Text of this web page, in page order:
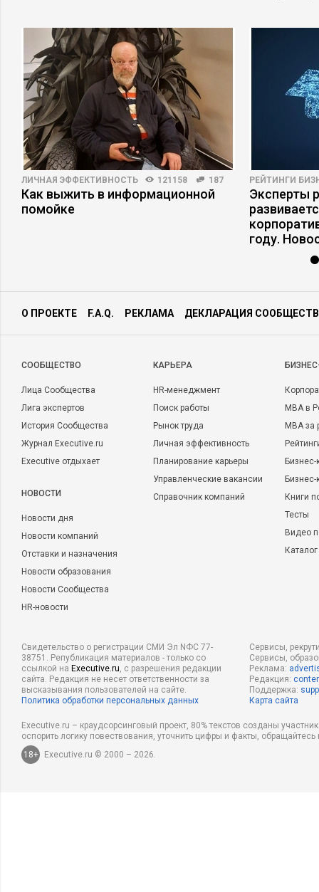
ЛИЧНАЯ ЭФФЕКТИВНОСТЬ 121158 187
Как выжить в информационной
помойке
РЕЙТИНГИ
Эксперты
году.
О ПРОЕКТЕ F.A.Q. РЕКЛАМА ДЕКЛАРАЦИЯ
CООБЩЕСТВО
Лица Сообщества
Лига экспертов
История Сообщества
Журнал Executive.ru
Executive отдыхает
НОВОСТИ
Новости дня
Новости компаний
Отставки и назначения
Новости образования
Новости Сообщества
HR-новости
КАРЬЕРА
HR-менеджмент
Поиск работы
Рынок труда
Личная эффективность
Планирование карьеры
Управленческие вакансии
Справочник компаний
MBA в
MBA
Бизнес-
Книги
Тесты
Видео
Свидетельство о регистрации СМИ Эл NФС 77-
38751. Републикация материалов - только со
ссылкой на Executive.ru, с разрешения редакции
сайта. Редакция не несет ответственности за
высказывания пользователей на сайте.
Политика обработки персональных данных
Сервисы,
Сервисы,
Реклама:
Редакция:
Поддержка:
Карта сайта
Executive.ru – краудсорсинговый проект, 80% текстов созданы
оспорить логику повествования, уточнить цифры и факты,
18+
Executive.ru © 2000 – 2026.